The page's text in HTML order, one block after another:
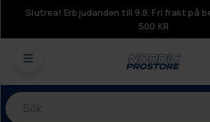
Slutrea! Erbjudanden till 9.8. Fri frakt på
500 KR
Produkter